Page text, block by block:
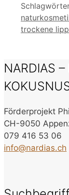
trockene
NARDIAS
Förderprojekt
CH-9050
079 416 53 06
info@nardias.ch